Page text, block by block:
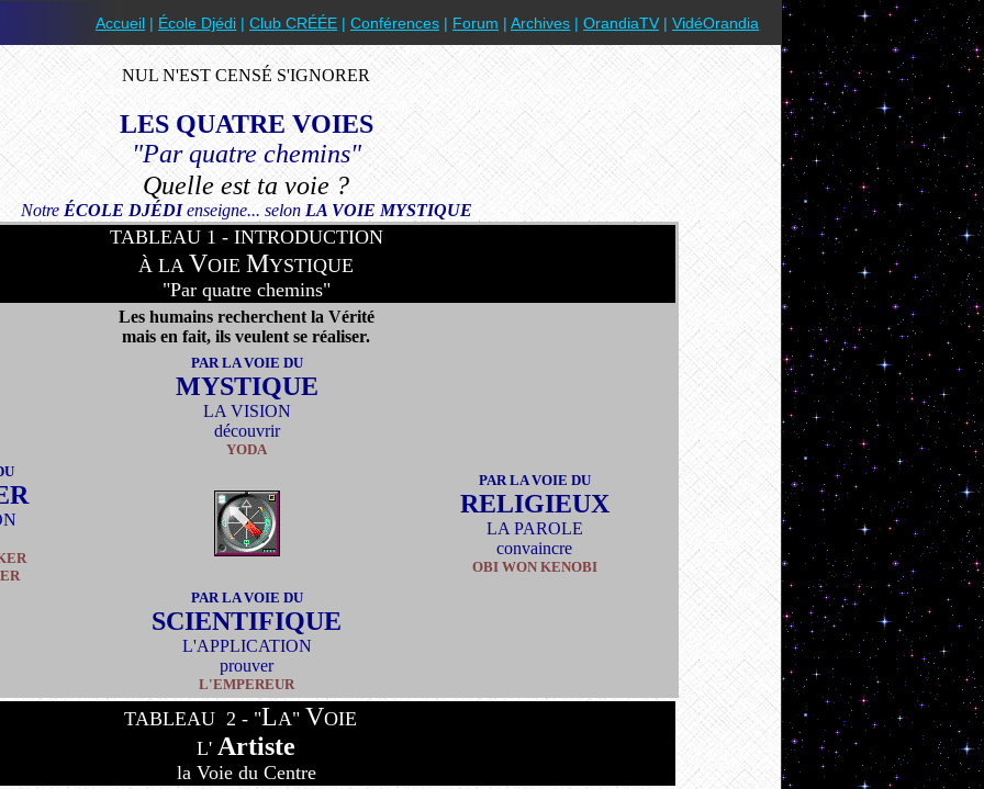
Accueil | École Djédi | Club CRÉÉE | Conférences | Forum | Archives | OrandiaTV | VidéOrandia
NUL N'EST CENSÉ S'IGNORER
LES QUATRE VOIES
"Par quatre chemins"
Quelle est ta voie ?
Notre ÉCOLE DJÉDIenseigne... selonLA VOIE MYSTIQUE
TABLEAU 1 - INTRODUCTION
À LA VOIE MYSTIQUE
"Par quatre chemins"
Les humains recherchent la Vérité
mais en fait, ils veulent se réaliser.
PAR LA VOIE DU
MYSTIQUE
LA VISION
découvrir
YODA
PAR LA VOIE DU
RELIGIEUX
LA PAROLE
convaincre
OBI WON KENOBI
PAR LA VOIE DU
SCIENTIFIQUE
L'APPLICATION
prouver
L'EMPEREUR
TABLEAU 2 - "LA" VOIE
L' Artiste
la Voie du Centre